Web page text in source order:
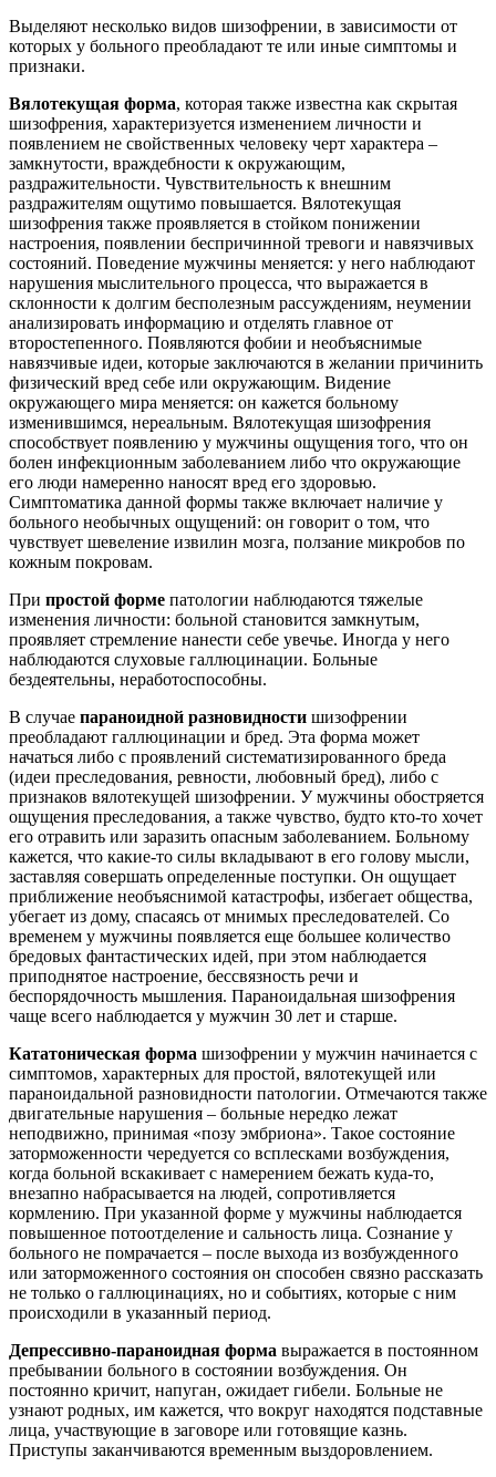
Выделяют несколько видов шизофрении, в зависимости от
которых у больного преобладают те или иные симптомы и
признаки.
Вялотекущая форма, которая также известна как скрытая
шизофрения, характеризуется изменением личности и
появлением не свойственных человеку черт характера –
замкнутости, враждебности к окружающим,
раздражительности. Чувствительность к внешним
раздражителям ощутимо повышается. Вялотекущая
шизофрения также проявляется в стойком понижении
настроения, появлении беспричинной тревоги и навязчивых
состояний. Поведение мужчины меняется: у него наблюдают
нарушения мыслительного процесса, что выражается в
склонности к долгим бесполезным рассуждениям, неумении
анализировать информацию и отделять главное от
второстепенного. Появляются фобии и необъяснимые
навязчивые идеи, которые заключаются в желании причинить
физический вред себе или окружающим. Видение
окружающего мира меняется: он кажется больному
изменившимся, нереальным. Вялотекущая шизофрения
способствует появлению у мужчины ощущения того, что он
болен инфекционным заболеванием либо что окружающие
его люди намеренно наносят вред его здоровью.
Симптоматика данной формы также включает наличие у
больного необычных ощущений: он говорит о том, что
чувствует шевеление извилин мозга, ползание микробов по
кожным покровам.
При простой форме патологии наблюдаются тяжелые
изменения личности: больной становится замкнутым,
проявляет стремление нанести себе увечье. Иногда у него
наблюдаются слуховые галлюцинации. Больные
бездеятельны, неработоспособны.
В случае параноидной разновидности шизофрении
преобладают галлюцинации и бред. Эта форма может
начаться либо с проявлений систематизированного бреда
(идеи преследования, ревности, любовный бред), либо с
признаков вялотекущей шизофрении. У мужчины обостряется
ощущения преследования, а также чувство, будто кто-то хочет
его отравить или заразить опасным заболеванием. Больному
кажется, что какие-то силы вкладывают в его голову мысли,
заставляя совершать определенные поступки. Он ощущает
приближение необъяснимой катастрофы, избегает общества,
убегает из дому, спасаясь от мнимых преследователей. Со
временем у мужчины появляется еще большее количество
бредовых фантастических идей, при этом наблюдается
приподнятое настроение, бессвязность речи и
беспорядочность мышления. Параноидальная шизофрения
чаще всего наблюдается у мужчин 30 лет и старше.
Кататоническая форма шизофрении у мужчин начинается с
симптомов, характерных для простой, вялотекущей или
параноидальной разновидности патологии. Отмечаются также
двигательные нарушения – больные нередко лежат
неподвижно, принимая «позу эмбриона». Такое состояние
заторможенности чередуется со всплесками возбуждения,
когда больной вскакивает с намерением бежать куда-то,
внезапно набрасывается на людей, сопротивляется
кормлению. При указанной форме у мужчины наблюдается
повышенное потоотделение и сальность лица. Сознание у
больного не помрачается – после выхода из возбужденного
или заторможенного состояния он способен связно рассказать
не только о галлюцинациях, но и событиях, которые с ним
происходили в указанный период.
Депрессивно-параноидная форма выражается в постоянном
пребывании больного в состоянии возбуждения. Он
постоянно кричит, напуган, ожидает гибели. Больные не
узнают родных, им кажется, что вокруг находятся подставные
лица, участвующие в заговоре или готовящие казнь.
Приступы заканчиваются временным выздоровлением.